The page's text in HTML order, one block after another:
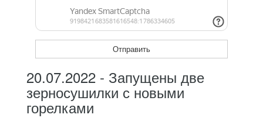
20.07.2022 - Запущены две
зерносушилки с новыми
горелками